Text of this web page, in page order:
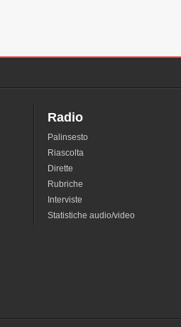
Radio
Palinsesto
Riascolta
Dirette
Rubriche
Interviste
Statistiche audio/video